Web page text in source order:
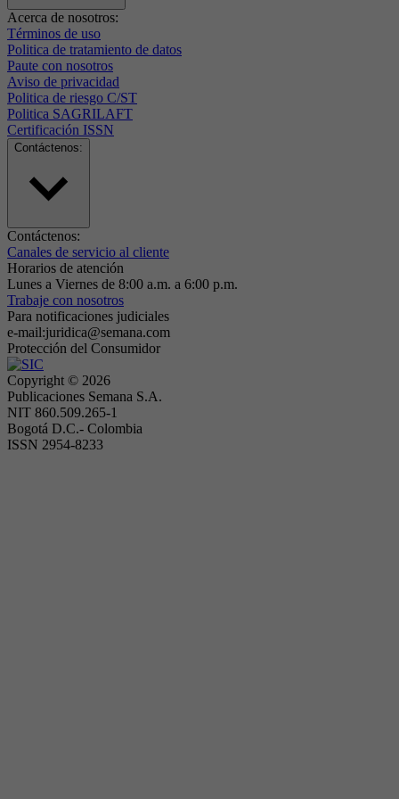
Acerca de nosotros:
Términos de uso
Politica de tratamiento de datos
Paute con nosotros
Aviso de privacidad
Politica de riesgo C/ST
Politica SAGRILAFT
Certificación ISSN
Contáctenos:
Contáctenos:
Canales de servicio al cliente
Horarios de atención
Lunes a Viernes de 8:00 a.m. a 6:00 p.m.
Trabaje con nosotros
Para notificaciones judiciales
e-mail:juridica@semana.com
Protección del Consumidor
Copyright © 2026
Publicaciones Semana S.A.
NIT 860.509.265-1
Bogotá D.C.- Colombia
ISSN 2954-8233